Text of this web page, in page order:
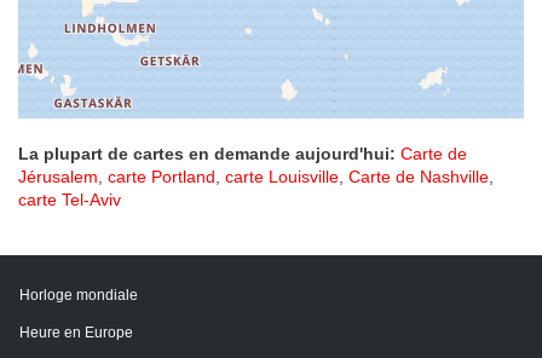
La plupart de cartes en demande aujourd'hui: Carte de
Jérusalem, carte Portland, carte Louisville, Carte de Nashville,
carte Tel-Aviv
Horloge mondiale
Heure en Europe